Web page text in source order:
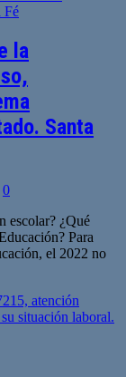
la
Santa
0
escolar? ¿Qué
Para
el 2022 no